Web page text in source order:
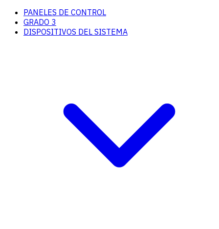
PANELES DE CONTROL
GRADO 3
DISPOSITIVOS DEL SISTEMA